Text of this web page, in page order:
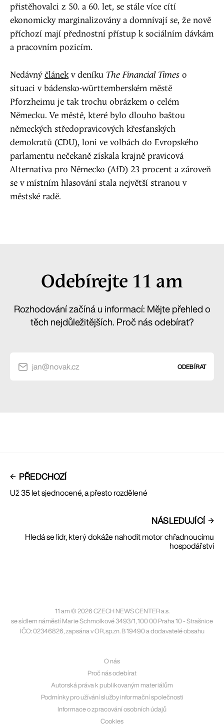
přistěhovalci z 50. a 60. let, se stále více cítí
ekonomicky marginalizovány a domnívají se, že nově
příchozí mají přednostní přístup k sociálním dávkám
a pracovním pozicím.
Nedávnýčlánekv deníku The Financial Times o
situaci v bádensko-württemberském městě
Pforzheimu je tak trochu obrázkem o celém
Německu. Ve městě, které bylo dlouho baštou
německých středopravicových křesťanských
demokratů (CDU), loni ve volbách do Evropského
parlamentu nečekaně získala krajně pravicová
Alternativa pro Německo (AfD) 23 procent a zároveň
se v místním hlasování stala největší stranou v
městské radě.
Odebírejte 11 am
Rozhodování začíná u informací: Mějte přehled o
těch nejdůležitějších. Proč nás odebírat?
jan@novak.cz ODEBÍRAT
PŘEDCHOZÍ
Už 35 let sjednocené, a přesto rozdělené
NÁSLEDUJÍCÍ
Hledá se lídr, který dokáže nahodit motor chřadnoucímu
hospodářství
11 am © 2026 CZECH NEWS CENTER a.s.
se sídlem náměstí Marie Schmolkové 3493/1, 100 00 Praha 10 - Strašnice
IČO: 02346826, zapsána v OR, sp.zn. B 19490 a dodavatelé obsahu
O nás
Proč nás odebírat
Autorská práva k publikovaným materiálům
Podmínky pro užívání služby informační společnosti
Informace o zpracování osobních údajů
Cookies